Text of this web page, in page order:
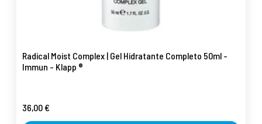
Radical Moist Complex | Gel Hidratante Completo 50ml -
Immun - Klapp ®
36,00 €